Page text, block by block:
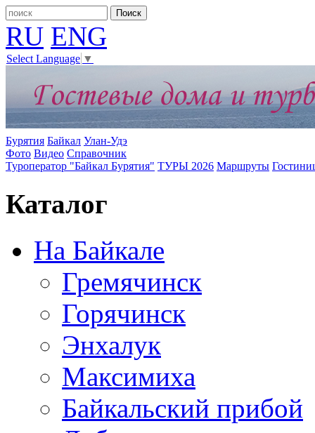
RU ENG
Select Language ▼
Бурятия Байкал Улан-Удэ
Фото Видео Справочник
Туроператор "Байкал Бурятия" ТУРЫ 2026 Маршруты
Каталог
На Байкале
Гремячинск
Горячинск
Энхалук
Максимиха
Байкальский прибой